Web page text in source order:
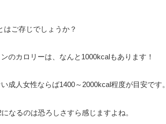
ご存じでしょうか？
のカロリーは、なんと1000kcalもあります！
成人女性ならば1400～2000kcal程度が目安です。
なるのは恐ろしさすら感じますよね。